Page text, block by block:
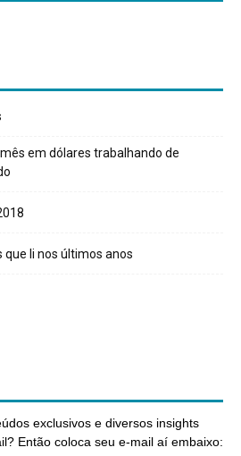
em dólares trabalhando de
que li nos últimos anos
exclusivos e diversos insights
Então coloca seu e-mail aí embaixo: